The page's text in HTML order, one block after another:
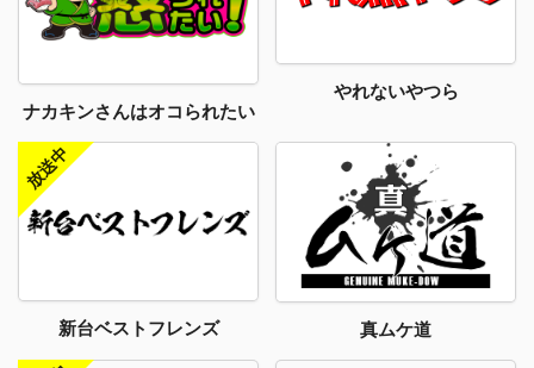
ナカキンさんはオコられたい
やれないやつら
新台ベストフレンズ 真ムケ道